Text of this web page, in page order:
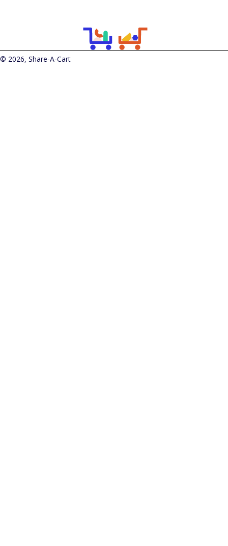
© 2026, Share-A-Cart